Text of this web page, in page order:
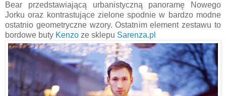
Bear przedstawiającą urbanistyczną panoramę Nowego
Jorku oraz kontrastujące zielone spodnie w bardzo modne
ostatnio geometryczne wzory. Ostatnim element zestawu to
bordowe buty Kenzo ze sklepu Sarenza.pl